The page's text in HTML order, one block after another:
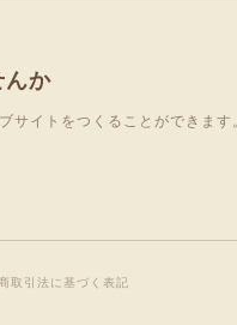
か
イトをつくることができます。
取引法に基づく表記